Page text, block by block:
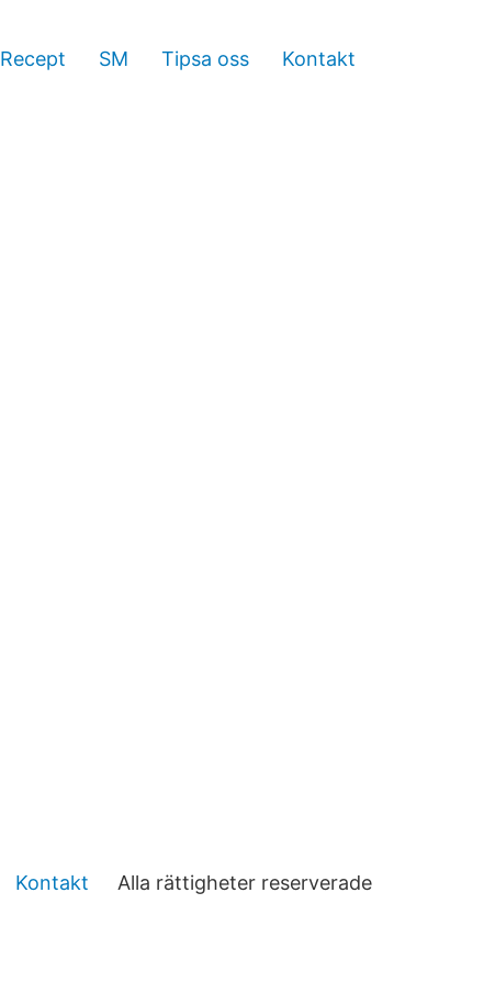
Recept SM Tipsa oss Kontakt
Kontakt Alla rättigheter reserverade